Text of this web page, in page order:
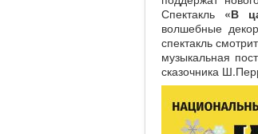
Спектакль «В
волшебные
спектакль
музыкальная
сказочника